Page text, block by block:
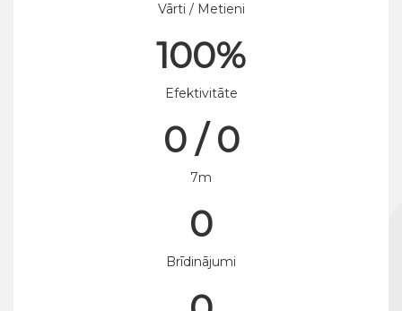
Vārti / Metieni
100%
Efektivitāte
0 / 0
7m
0
Brīdinājumi